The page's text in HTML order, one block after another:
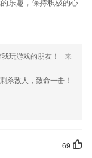
玩游戏的朋友！
来
杀敌人，致命一击！
69